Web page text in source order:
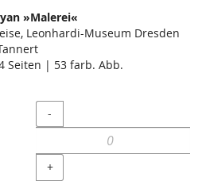
»Malerei«
Leonhardi-Museum Dresden
Seiten | 53 farb. Abb.
Menge
-
+